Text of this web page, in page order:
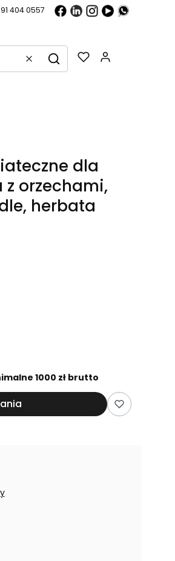
91 404 0557
WyczyśćSzukaj
dla
orzechami,
herbata
1000 zł brutto